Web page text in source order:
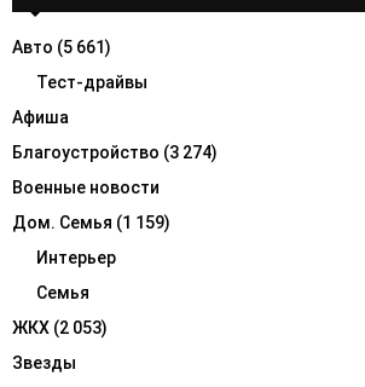
o
Авто (5 661)
Тест-драйвы
Афиша
Благоустройство (3 274)
Военные новости
Дом. Семья (1 159)
Интерьер
Семья
ЖКХ (2 053)
Звезды